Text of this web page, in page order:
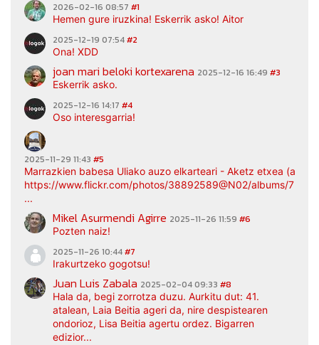
2026-02-16 08:57 #1
Hemen gure iruzkina! Eskerrik asko! Aitor
2025-12-19 07:54#2
Ona! XDD
joan mari beloki kortexarena 2025-12-16 16:49 #3
Eskerrik asko.
2025-12-16 14:17 #4
Oso interesgarria!
2025-11-29 11:43 #5
Marrazkien babesa Uliako auzo elkarteari - Aketz etxea
https://www.flickr.com/photos/38892589@N02/albums/
...
Mikel Asurmendi Agirre 2025-11-26 11:59 #6
Pozten naiz!
2025-11-26 10:44#7
Irakurtzeko gogotsu!
Juan Luis Zabala 2025-02-04 09:33 #8
Hala da, begi zorrotza duzu. Aurkitu dut: 41.
atalean, Laia Beitia ageri da, nire despistearen
ondorioz, Lisa Beitia agertu ordez. Bigarren
edizior...